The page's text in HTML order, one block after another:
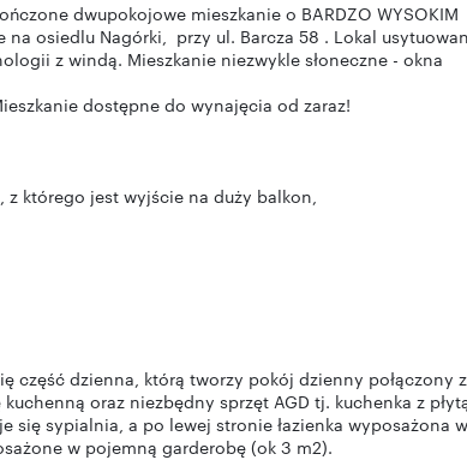
dwupokojowe mieszkanie o BARDZO WYSOKIM
na osiedlu Nagórki, przy ul. Barcza 58 . Lokal
z windą. Mieszkanie niezwykle słoneczne - okna
dostępne do wynajęcia od zaraz!
z którego jest wyjście na duży balkon,
część dzienna, którą tworzy pokój dzienny połączony z
oraz niezbędny sprzęt AGD tj. kuchenka z
sypialnia, a po lewej stronie łazienka wyposażona w
w pojemną garderobę (ok 3 m2).